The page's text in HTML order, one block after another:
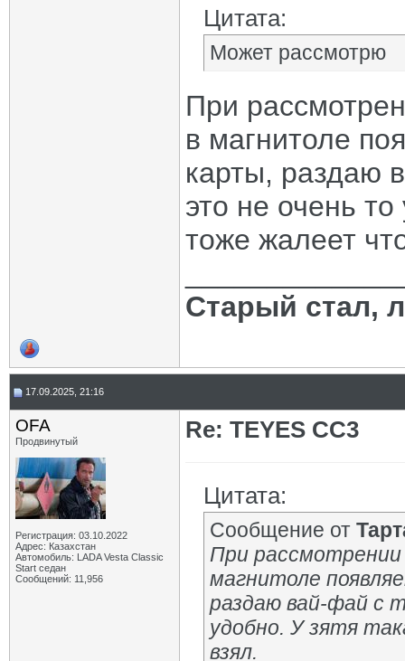
Цитата:
Может рассмотрю
При
в магнитоле
карты, раздаю
это не очень
тоже жалеет
Старый стал,
17.09.2025, 21:16
OFA
Продвинутый
Регистрация: 03.10.2022
Адрес: Казахстан
Автомобиль: LADA Vesta Classic
Start седан
Сообщений: 11,956
Re: TEYES CC3
Цитата:
Сообщение от
При
магнитоле
раздаю вай-фай с
удобно. У зятя
взял.